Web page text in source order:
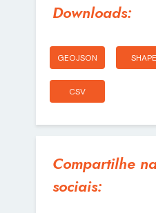
Downloads:
GEOJSON SHAPE
CSV
Compartilhe
sociais: